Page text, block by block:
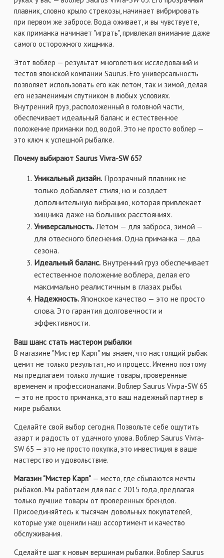
плавник, словно крыло стрекозы, начинает вибрировать
при первом же забросе. Вода оживает, и вы чувствуете,
как приманка начинает "играть", привлекая внимание даже
самого осторожного хищника.
Этот воблер — результат многолетних исследований и
тестов японской компании Saurus. Его универсальность
позволяет использовать его как летом, так и зимой, делая
его незаменимым спутником в любых условиях.
Внутренний груз, расположенный в головной части,
обеспечивает идеальный баланс и естественное
положение приманки под водой. Это не просто воблер —
это ключ к успешной рыбалке.
Почему выбирают Saurus Vivra-SW 65?
Уникальный дизайн. Прозрачный плавник не
только добавляет стиля, но и создает
дополнительную вибрацию, которая привлекает
хищника даже на больших расстояниях.
Универсальность. Летом — для заброса, зимой —
для отвесного блеснения. Одна приманка — два
сезона.
Идеальный баланс. Внутренний груз обеспечивает
естественное положение воблера, делая его
максимально реалистичным в глазах рыбы.
Надежность. Японское качество — это не просто
слова. Это гарантия долговечности и
эффективности.
Ваш шанс стать мастером рыбалки
В магазине "Мистер Карп" мы знаем, что настоящий рыбак
ценит не только результат, но и процесс. Именно поэтому
мы предлагаем только лучшие товары, проверенные
временем и профессионалами. Воблер Saurus Vivра-SW 65
— это не просто приманка, это ваш надежный партнер в
мире рыбалки.
Сделайте свой выбор сегодня. Позвольте себе ощутить
азарт и радость от удачного улова. Воблер Saurus Vivra-
SW 65 — это не просто покупка, это инвестиция в ваше
мастерство и удовольствие.
Магазин "Мистер Карп" — место, где сбываются мечты
рыбаков. Мы работаем для вас с 2015 года, предлагая
только лучшие товары от проверенных брендов.
Присоединяйтесь к тысячам довольных покупателей,
которые уже оценили наш ассортимент и качество
обслуживания.
Сделайте шаг к новым вершинам рыбалки. Воблер Saurus